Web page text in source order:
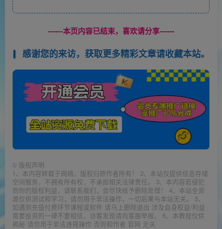
------本页内容已结束，喜欢请分享------
感谢您的来访，获取更多精彩文章请收藏本站。
© 版权声明
1、本内容转载于网络，版权归原作者所有！ 2、本站仅提供信息存储
空间服务，不拥有所有权，不承担相关法律责任。 3、本内容若侵犯
到你的版权利益，请联系我们，会尽快给予删除处理！ 4、本站全资
源仅供测试和学习，请勿用于非法操作，一切后果与本站无关。 5、
如遇到充值付费环节课程或软件 请马上删除退出 涉及自身权益/利益
需要投资的一律不要相信，访客发现请向客服举报。 6、本教程仅供
揭秘 请勿用于非法违规操作 否则和作者 官网 无关